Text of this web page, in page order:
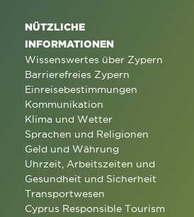
NÜTZLICHE
INFORMATIONEN
Wissenswertes über Zypern
Barrierefreies Zypern
Einreisebestimmungen
Kommunikation
Klima und Wetter
Sprachen und Religionen
Geld und Währung
Uhrzeit, Arbeitszeiten und
Gesundheit und Sicherheit
Transportwesen
Cyprus Responsible Tourism